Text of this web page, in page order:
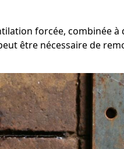
forcée, combinée à
être nécessaire de